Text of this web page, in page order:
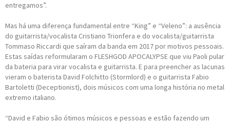
entregamos”.
Mas há uma diferença fundamental entre “King” e “Veleno”: a ausência
do guitarrista/vocalista Cristiano Trionfera e do vocalista/guitarrista
Tommaso Riccardi que saíram da banda em 2017 por motivos pessoais.
Estas saídas reformularam o FLESHGOD APOCALYPSE que viu Paoli pular
da bateria para virar vocalista e guitarrista. E para preencher as lacunas
vieram o baterista David Folchitto (Stormlord) e o guitarrista Fabio
Bartoletti (Deceptionist), dois músicos com uma longa história no metal
extremo italiano.
“David e Fabio são ótimos músicos e pessoas e estão fazendo um